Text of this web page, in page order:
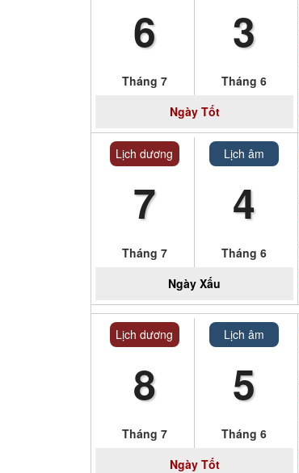
6
Tháng 7
3
Tháng 6
NgàyTốt
Lịch dương
7
Tháng 7
Lịch âm
4
Tháng 6
Ngày Xấu
Lịch dương
8
Tháng 7
Lịch âm
5
Tháng 6
NgàyTốt